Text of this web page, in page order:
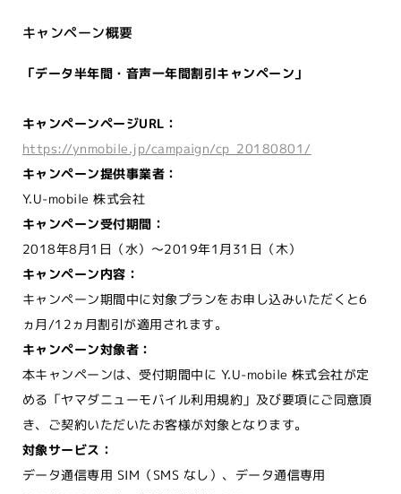
キャンペーン概要
「データ半年間・音声一年間割引キャンペーン」
キャンペーンページURL：
https://ynmobile.jp/campaign/cp_20180801/
キャンペーン提供事業者：
Y.U-mobile 株式会社
キャンペーン受付期間：
2018年8月1日（水）～2019年1月31日（木）
キャンペーン内容：
キャンペーン期間中に対象プランをお申し込みいただくと6
ヵ月/12ヵ月割引が適用されます。
キャンペーン対象者：
本キャンペーンは、受付期間中に Y.U-mobile 株式会社が定
める「ヤマダニューモバイル利用規約」及び要項にご同意頂
き、ご契約いただいたお客様が対象となります。
対象サービス：
データ通信専用 SIM（SMS なし）、データ通信専用